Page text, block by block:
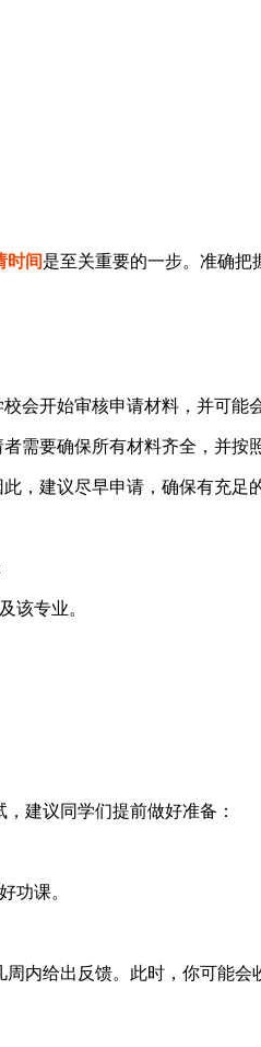
时间是至关重要的一步。准确把
会开始审核申请材料，并可能
需要确保所有材料齐全，并按
，建议尽早申请，确保有充足
该专业。
建议同学们提前做好准备：
功课。
内给出反馈。此时，你可能